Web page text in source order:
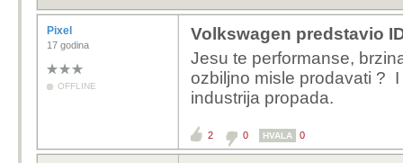
Pixel
17 godina
OFFLINE
Volkswagen predstavio
Jesu te performanse,
ozbiljno misle prodavati ?
industrija propada.
2 0 HVALA 0